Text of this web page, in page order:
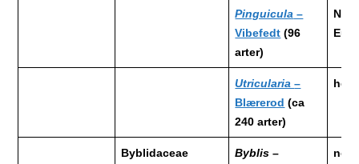
Pinguicula –
Vibefedt (96
arter)
Utricularia–
Blærerod (ca
240 arter)
Byblidaceae Byblis–